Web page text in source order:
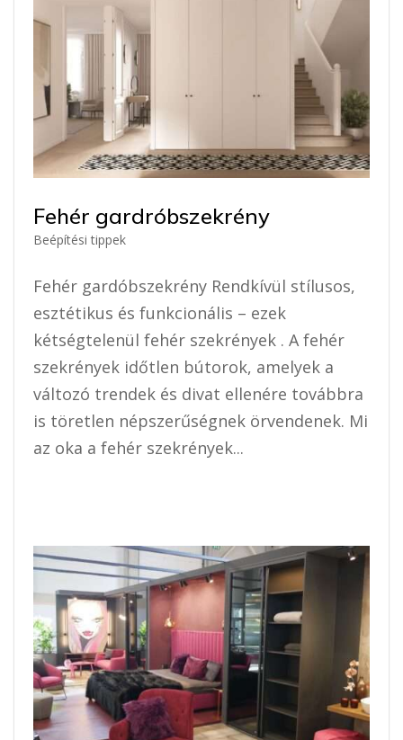
Fehér gardróbszekrény
Beépítési tippek
Fehér gardóbszekrény Rendkívül stílusos,
esztétikus és funkcionális – ezek
kétségtelenül fehér szekrények . A fehér
szekrények időtlen bútorok, amelyek a
változó trendek és divat ellenére továbbra
is töretlen népszerűségnek örvendenek. Mi
az oka a fehér szekrények...